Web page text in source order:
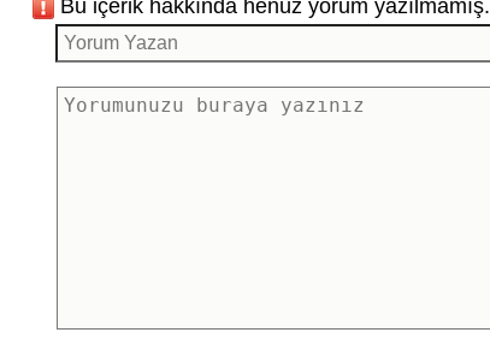
Bu içerik hakkında henüz yorum yazılmamış.